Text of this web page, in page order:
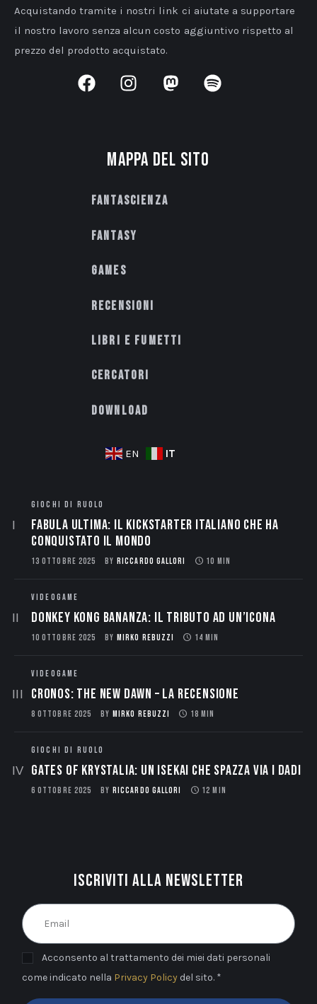
Acquistando tramite i nostri link ci aiutate a supportare
il nostro lavoro senza alcun costo aggiuntivo rispetto al
prezzo del prodotto acquistato.
Mappa del sito
Fantascienza
Fantasy
Games
Recensioni
Libri e fumetti
Cercatori
Download
EN IT
GIOCHI DI RUOLO
Fabula Ultima: il Kickstarter italiano che ha
conquistato il mondo
13 OTTOBRE 2025 BY RICCARDO GALLORI 10 MIN
VIDEOGAME
Donkey Kong Bananza: Il Tributo ad un’Icona
10 OTTOBRE 2025 BY MIRKO REBUZZI 14 MIN
VIDEOGAME
CRONOS: THE NEW DAWN – La Recensione
8 OTTOBRE 2025 BY MIRKO REBUZZI 18 MIN
GIOCHI DI RUOLO
Gates of Krystalia: Un Isekai che spazza via i dadi
6 OTTOBRE 2025 BY RICCARDO GALLORI 12 MIN
Iscriviti alla newsletter
Acconsento al trattamento dei miei dati personali
come indicato nella Privacy Policy del sito. *